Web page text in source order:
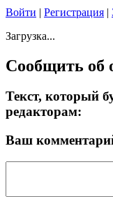
Войти | Регистрация |
Загрузка...
Сообщить об
Текст, который
редакторам:
Ваш